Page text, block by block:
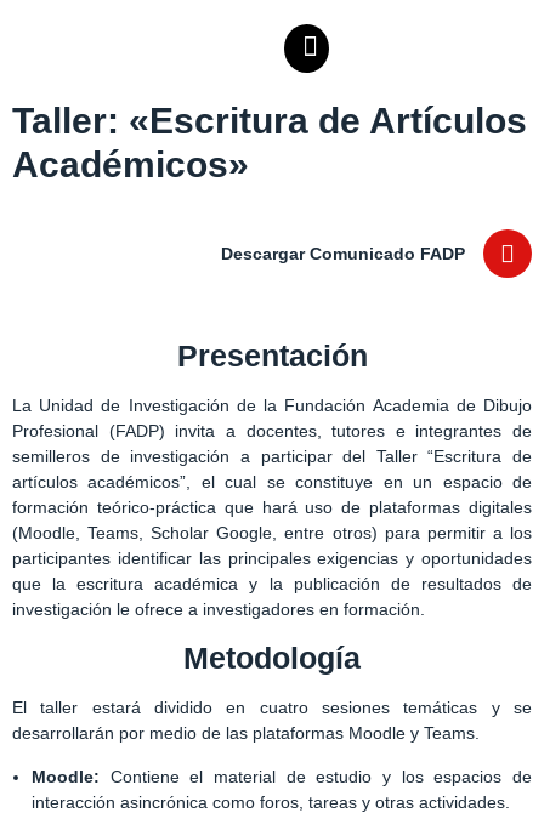
Taller: «Escritura de Artículos
Académicos»
Descargar Comunicado FADP
Presentación
La Unidad de Investigación de la Fundación Academia de Dibujo
Profesional (FADP) invita a docentes, tutores e integrantes de
semilleros de investigación a participar del Taller “Escritura de
artículos académicos”, el cual se constituye en un espacio de
formación teórico-práctica que hará uso de plataformas digitales
(Moodle, Teams, Scholar Google, entre otros) para permitir a los
participantes identificar las principales exigencias y oportunidades
que la escritura académica y la publicación de resultados de
investigación le ofrece a investigadores en formación.
Metodología
El taller estará dividido en cuatro sesiones temáticas y se
desarrollarán por medio de las plataformas Moodle y Teams.
Moodle: Contiene el material de estudio y los espacios de
interacción asincrónica como foros, tareas y otras actividades.